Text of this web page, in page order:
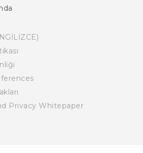
Privacy Whitepaper